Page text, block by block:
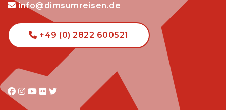
info@dimsumreisen.de
+49 (0) 2822 600521